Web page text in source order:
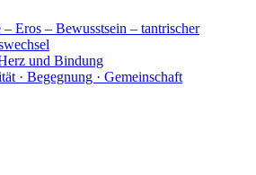
– Eros – Bewusstsein – tantrischer
und Bindung
· Begegnung · Gemeinschaft